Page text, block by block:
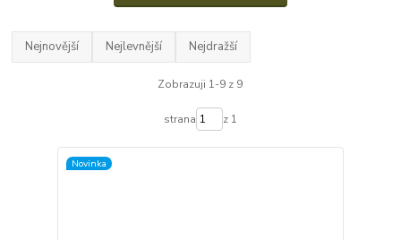
Nejnovější Nejlevnější Nejdražší
Zobrazuji 1-9 z 9
strana z 1
Novinka